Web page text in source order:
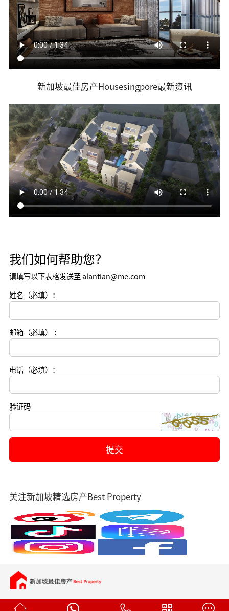
新加坡最佳房产Housesingpore最新资讯
我们如何帮助您？
请填写以下表格发送至 alantian@me.com
姓名（必填）：
邮箱（必填） ：
电话（必填）：
验证码
关注新加坡精选房产Best Property